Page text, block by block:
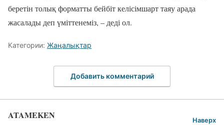
беретін толық форматты бейбіт келісімшарт таяу арада
жасалады деп үміттенеміз, – деді ол.
Категории: Жаңалықтар
Добавить комментарий
ATAMEKEN Наверх